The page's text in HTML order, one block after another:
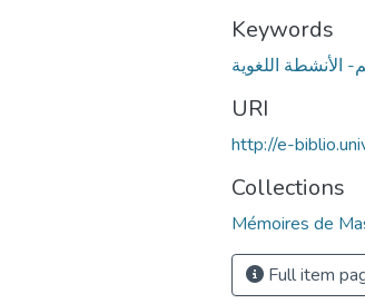
Keywords
الأنشطة اللغوية
URI
http://e-
Collections
Mémoires de
Full item